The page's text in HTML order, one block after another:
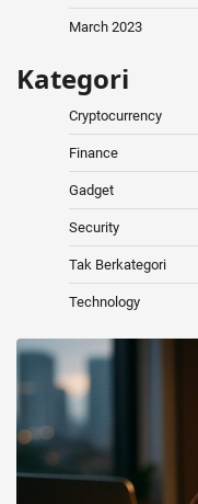
March 2023
Kategori
Cryptocurrency
Finance
Gadget
Security
Tak Berkategori
Technology